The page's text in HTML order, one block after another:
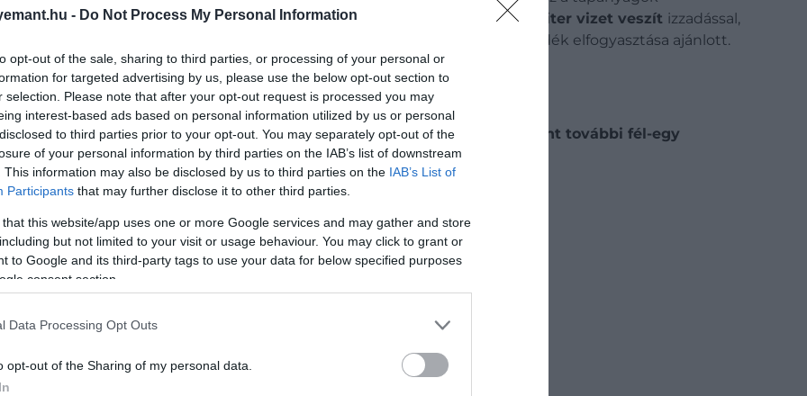
- Do Not Process My Personal Information
opt-out of the sale, sharing to third parties, or processing of your personal or
for targeted advertising by us, please use the below opt-out section to
selection. Please note that after your opt-out request is processed you may
interest-based ads based on personal information utilized by us or personal
to third parties prior to your opt-out. You may separately opt-out of the
of your personal information by third parties on the IAB’s list of downstream
This information may also be disclosed by us to third parties on the IAB’s List of
Participants that may further disclose it to other third parties.
that this website/app uses one or more Google services and may gather and store
but not limited to your visit or usage behaviour. You may click to grant or
to Google and its third-party tags to use your data for below specified purposes
consent section.
Data Processing Opt Outs
opt-out of the Sharing of my personal data.
is, hogy a test hőt adjon le. A szervezetnaponta átlagosan körülbelül 2,5 liter vizet veszít izzadással,
az ételekből is pótoljuk, felnőtteknek mégis nagyjából napi 1,5 liter folyadék elfogyasztása ajánlott.
literrel is növelni, fizikai munka vagy sport közben pedig akár óránként további fél-egy
akkor, ha sokat izzadunk.